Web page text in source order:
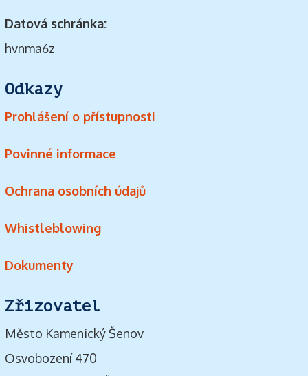
Datová schránka:
hvnma6z
Odkazy
Prohlášení o přístupnosti
Povinné informace
Ochrana osobních údajů
Whistleblowing
Dokumenty
Zřizovatel
Město Kamenický Šenov
Osvobození 470